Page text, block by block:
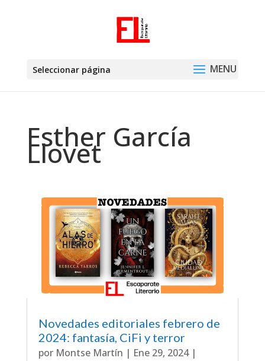
Seleccionar página
Esther García
Llovet
Novedades editoriales febrero de
2024: fantasía, CiFi y terror
por Montse Martín | Ene 29, 2024|